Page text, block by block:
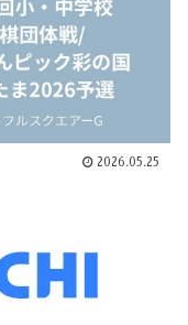
2026.05.25